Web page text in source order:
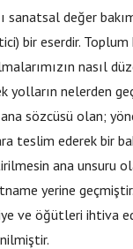
sanatsal değer
bir eserdir. Toplum
nasıl
yolların nelerden
sözcüsü olan;
teslim ederek bir
ana unsuru
yerine
ve öğütleri ihtiva